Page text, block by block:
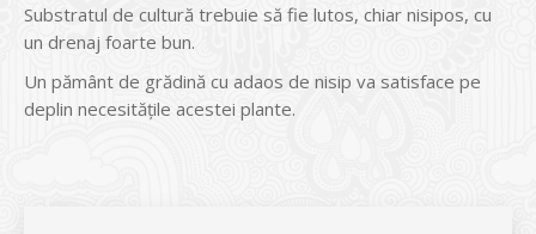
Substratul de cultură trebuie să fie lutos, chiar nisipos, cu
un drenaj foarte bun.
Un pământ de grădină cu adaos de nisip va satisface pe
deplin necesităţile acestei plante.